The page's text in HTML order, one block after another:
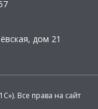
дом 21
Все права на сайт